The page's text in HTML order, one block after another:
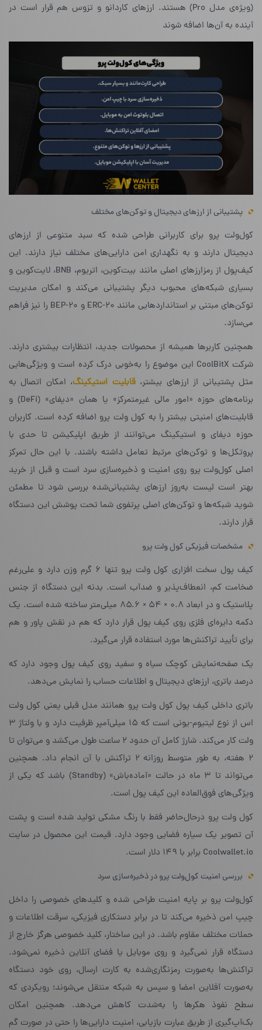
(ویژه‌ی مدل Pro) هستند. ارزهای کاردانو و تزوس هم قرار است در
آینده به آن‌ها اضافه شوند
پشتیبانی از ارزهای دیجیتال و توکن‌های مختلف
کول‌ولت پرو برای کاربرانی طراحی شده که سبد متنوعی از ارزهای
دیجیتال دارند و به نگهداری امن دارایی‌های مختلف نیاز دارند. این
کیف‌پول از رمز‌ارزهای اصلی مانند بیت‌کوین، اتریوم، BNB، لایت‌کوین و
بسیاری شبکه‌های محبوب دیگر پشتیبانی می‌کند و امکان مدیریت
توکن‌های مبتنی بر استانداردهایی مانند ERC-20 و BEP-20 را نیز فراهم
می‌سازد.
همچنین کاربرها همیشه از محصولات جدید، انتظارات بیشتری دارند.
شرکت CoolBitX این موضوع را به‌خوبی درک کرده است و ویژگی‌هایی
مثل پشتیبانی از ارزهای بیشتر،قابلیت استیکینگ، امکان اتصال به
برنامه‌های حوزه «امور مالی غیرمتمرکز» یا همان «دیفای» (DeFi) و
قابلیت‌های امنیتی بیشتر را به کول ولت پرو اضافه کرده است. کاربران
حوزه‌ دیفای و استیکینگ می‌توانند از طریق اپلیکیشن تا حدی با
پروتکل‌ها و توکن‌های مرتبط تعامل داشته باشند. با این حال تمرکز
اصلی کول‌ولت پرو روی امنیت و ذخیره‌سازی سرد است و قبل از خرید
بهتر است لیست به‌روز ارزهای پشتیبانی‌شده بررسی شود تا مطمئن
شوید شبکه‌ها و توکن‌های اصلی پرتفوی شما تحت پوشش این دستگاه
قرار دارند.
مشخصات فیزیکی کول ولت پرو
کیف پول سخت افزاری کول ولت پرو تنها ۶ گرم وزن دارد و علی‌رغم
ضخامت کم، انعطاف‌پذیر و ضدآب است. بدنه‌ این دستگاه از جنس
پلاستیک و در ابعاد ۰.۸ × ۵۴ × ۸۵.۶ میلی‌متر ساخته شده است. یک
دکمه‌ دایره‌ای فلزی روی کیف پول قرار دارد که هم در نقش پاور و هم
برای تأیید تراکنش‌ها مورد استفاده قرار می‌گیرد.
یک صفحه‌نمایش کوچک سیاه و سفید روی کیف پول وجود دارد که
درصد باتری، ارزهای دیجیتال و اطلاعات حساب را نمایش می‌دهد.
باتری داخلی کیف پول کول ولت پرو همانند مدل قبلی یعنی کول ولت
اس از نوع لیتیوم-یونی است که ۱۵ میلی‌آمپر ظرفیت دارد و با ولتاژ ۳
ولت‌ کار می‌کند. شارژ کامل آن حدود ۲ ساعت طول می‌کشد و می‌توان تا
۲ هفته، به طور متوسط روزانه ۲ تراکنش با آن انجام داد. همچنین
می‌تواند تا ۳ ماه در حالت «آماده‌باش» (Standby) باشد که یکی از
ویژگی‌های فوق‌العاده‌ این کیف پول است.
کول ولت پرو درحال‌حاضر فقط با رنگ مشکی تولید شده است و پشت
آن تصویر یک سیاره فضایی وجود دارد. قیمت این محصول در سایت
Coolwallet.io برابر با ۱۴۹ دلار است.
بررسی امنیت کول‌ولت پرو در ذخیره‌سازی سرد
کول‌ولت پرو بر پایه‌ امنیت طراحی شده و کلیدهای خصوصی را داخل
چیپ امن ذخیره می‌کند تا در برابر دستکاری فیزیکی، سرقت اطلاعات و
حملات مختلف مقاوم باشد. در این ساختار، کلید خصوصی هرگز خارج از
دستگاه قرار نمی‌گیرد و روی موبایل یا فضای آنلاین ذخیره نمی‌شود.
تراکنش‌ها به‌صورت رمزنگاری‌شده به کارت ارسال، روی خود دستگاه
به‌صورت آفلاین امضا و سپس به شبکه منتقل می‌شوند؛ رویکردی که
سطح نفوذ هکرها را به‌شدت کاهش می‌دهد. همچنین امکان
بک‌آپ‌گیری از طریق عبارت بازیابی، امنیت دارایی‌ها را حتی در صورت گم